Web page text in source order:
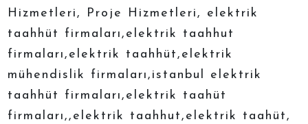
Hizmetleri, Proje Hizmetleri, elektrik
taahhüt firmaları,elektrik taahhut
firmaları,elektrik taahhüt,elektrik
mühendislik firmaları,istanbul elektrik
taahhüt firmaları,elektrik taahüt
firmaları,,elektrik taahhut,elektrik taahüt,